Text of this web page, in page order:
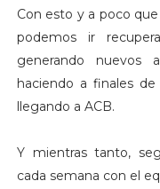
Con esto y a poco
podemos ir
generando nuevos
haciendo a finales
llegando a ACB.
Y mientras tanto,
cada semana con el